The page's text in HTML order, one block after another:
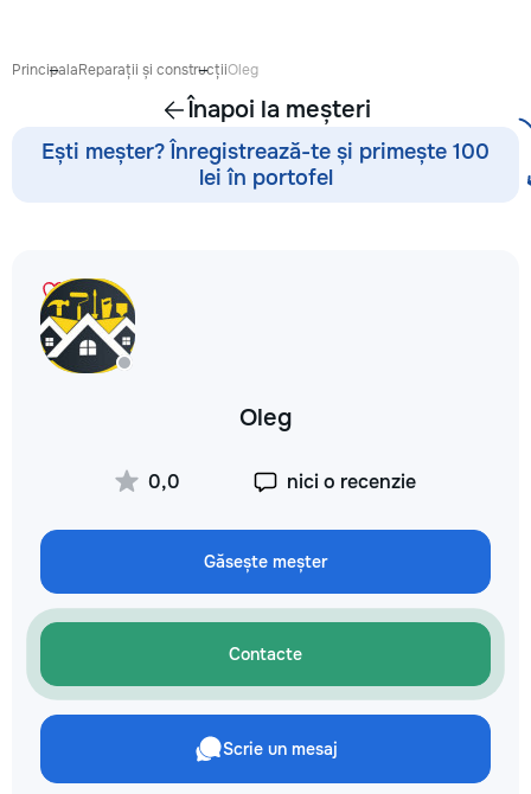
гардеробных,
покраска и
входных и
Ровное покрытие
кромки, чистая
Выезд на замер,
по цвету и
PrincipalaReparații și construcțiiOleg
Înapoi la meșteri
Ești meșter? Înregistrează-te și primește 100
lei în portofel
Oleg
0,0 nici o recenzie
Găsește meșter
Contacte
Scrie un mesaj